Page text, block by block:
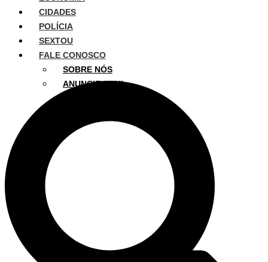
CIDADES
POLÍCIA
SEXTOU
FALE CONOSCO
SOBRE NÓS
ANUNCIE AQUI